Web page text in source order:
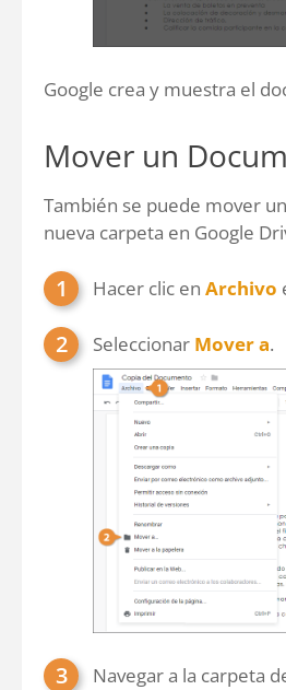
Google crea y muestra el
Mover un
También se puede mover
nueva carpeta en Google
Hacer clic en Archivo
Seleccionar Mover a.
Navegar a la carpeta